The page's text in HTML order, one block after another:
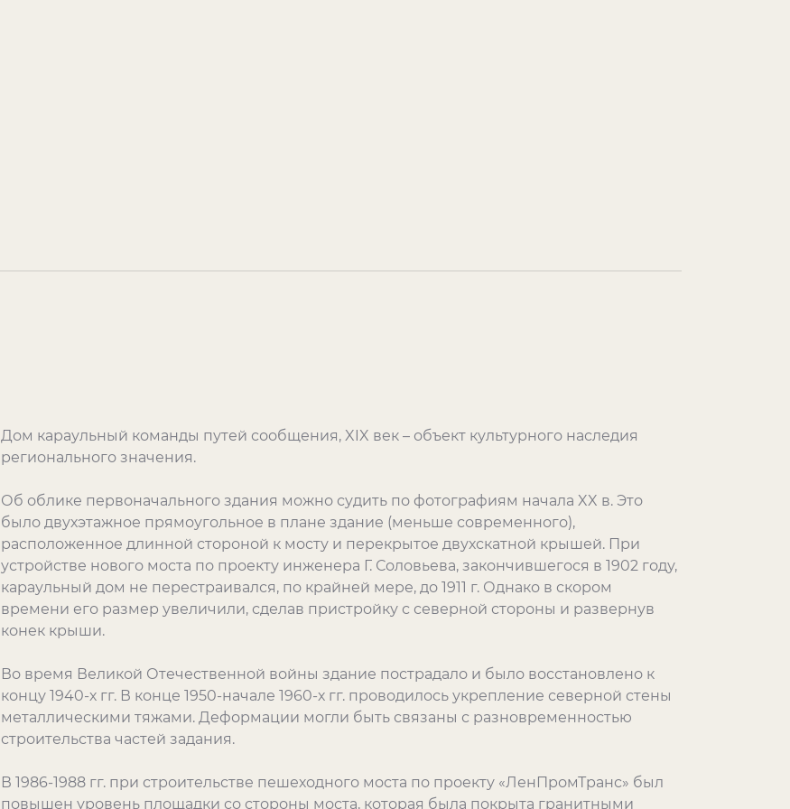
Дом караульный команды путей сообщения, XIX век – объект культурного наследия
регионального значения.
Об облике первоначального здания можно судить по фотографиям начала XX в. Это
было двухэтажное прямоугольное в плане здание (меньше современного),
расположенное длинной стороной к мосту и перекрытое двухскатной крышей. При
устройстве нового моста по проекту инженера Г. Соловьева, закончившегося в 1902 году,
караульный дом не перестраивался, по крайней мере, до 1911 г. Однако в скором
времени его размер увеличили, сделав пристройку с северной стороны и развернув
конек крыши.
Во время Великой Отечественной войны здание пострадало и было восстановлено к
концу 1940-х гг. В конце 1950-начале 1960-х гг. проводилось укрепление северной стены
металлическими тяжами. Деформации могли быть связаны с разновременностью
строительства частей задания.
В 1986-1988 гг. при строительстве пешеходного моста по проекту «ЛенПромТранс» был
повышен уровень площадки со стороны моста, которая была покрыта гранитными